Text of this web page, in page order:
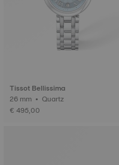
Tissot Bellissima
26 mm • Quartz
€ 495,00